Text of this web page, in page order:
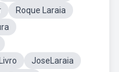
Roque Laraia
JoseLaraia